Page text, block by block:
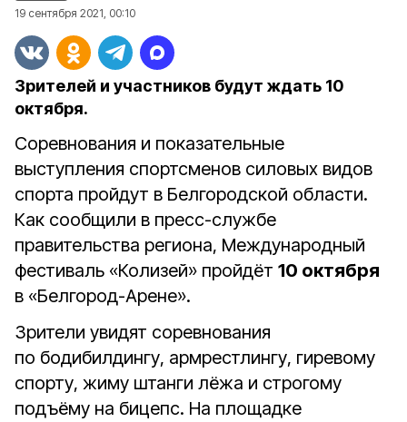
19 сентября 2021, 00:10
Зрителей и участников будут ждать 10
октября.
Соревнования и показательные
выступления спортсменов силовых видов
спорта пройдут в Белгородской области.
Как сообщили в пресс-службе
правительства региона, Международный
фестиваль «Колизей» пройдёт 10 октября
в «Белгород-Арене».
Зрители увидят соревнования
по бодибилдингу, армрестлингу, гиревому
спорту, жиму штанги лёжа и строгому
подъёму на бицепс. На площадке